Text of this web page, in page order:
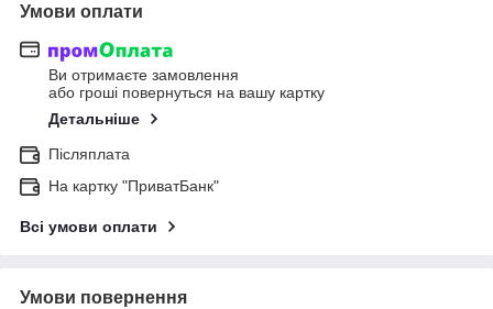
Умови оплати
Ви отримаєте замовлення
або гроші повернуться на вашу картку
Детальніше
Післяплата
На картку "ПриватБанк"
Всі умови оплати
Умови повернення